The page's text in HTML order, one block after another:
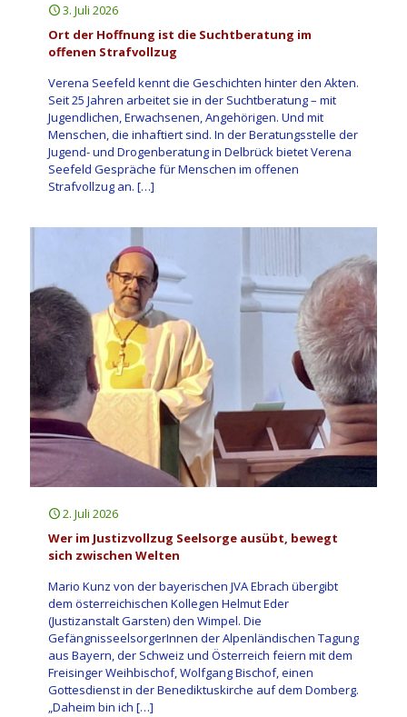
3. Juli 2026
Ort der Hoffnung ist die Suchtberatung im
offenen Strafvollzug
Verena Seefeld kennt die Geschichten hinter den Akten.
Seit 25 Jahren arbeitet sie in der Suchtberatung – mit
Jugendlichen, Erwachsenen, Angehörigen. Und mit
Menschen, die inhaftiert sind. In der Beratungsstelle der
Jugend- und Drogenberatung in Delbrück bietet Verena
Seefeld Gespräche für Menschen im offenen
Strafvollzug an. […]
2. Juli 2026
Wer im Justizvollzug Seelsorge ausübt, bewegt
sich zwischen Welten
Mario Kunz von der bayerischen JVA Ebrach übergibt
dem österreichischen Kollegen Helmut Eder
(Justizanstalt Garsten) den Wimpel. Die
GefängnisseelsorgerInnen der Alpenländischen Tagung
aus Bayern, der Schweiz und Österreich feiern mit dem
Freisinger Weihbischof, Wolfgang Bischof, einen
Gottesdienst in der Benediktuskirche auf dem Domberg.
„Daheim bin ich […]